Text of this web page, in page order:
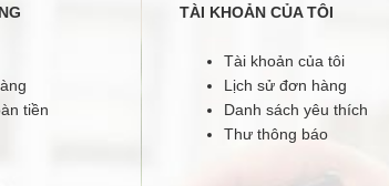
tiền
TÀI KHOẢN CỦA TÔI
Tài khoản của tôi
Lịch sử đơn hàng
Danh sách yêu thích
Thư thông báo